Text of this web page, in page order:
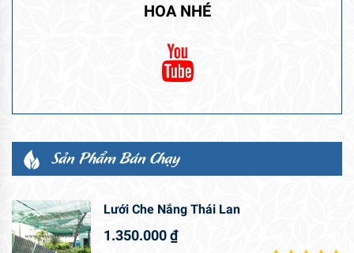
HOA NHÉ
Sản Phẩm Bán Chạy
Lưới Che Nắng Thái Lan
1.350.000₫